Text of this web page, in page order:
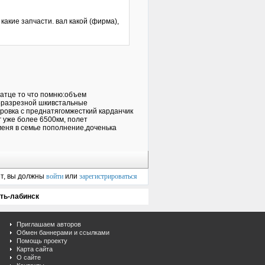
запчасти. вал какой (фирма),
то что помню:объем
шкивстальные
с преднатягомжесткий карданчик
уже более 6500км, полет
в семье пополнение,доченька
вы должны войтиили зарегистрироваться
лабинск
Приглашаем авторов
Обмен баннерами и ссылками
Помощь проекту
Карта сайта
О сайте